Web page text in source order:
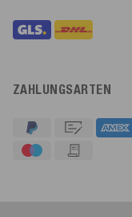
ZAHLUNGSARTEN